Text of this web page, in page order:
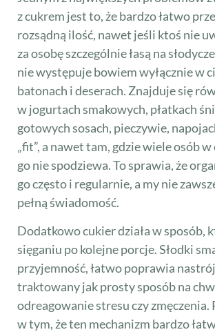
z cukrem jest to, że bardzo łatwo
rozsądną ilość, nawet jeśli ktoś nie
za osobę szczególnie łasą na
nie występuje bowiem wyłącznie w
batonach i deserach. Znajduje się
w jogurtach smakowych, płatkach
gotowych sosach, pieczywie,
„fit”, a nawet tam, gdzie wiele osób w
go nie spodziewa. To sprawia, że
go często i regularnie, a my nie
pełną świadomość.
Dodatkowo cukier działa w sposób,
sięganiu po kolejne porcje. Słodki
przyjemność, łatwo poprawia
traktowany jak prosty sposób na
odreagowanie stresu czy zmęczenia.
w tym, że ten mechanizm bardzo